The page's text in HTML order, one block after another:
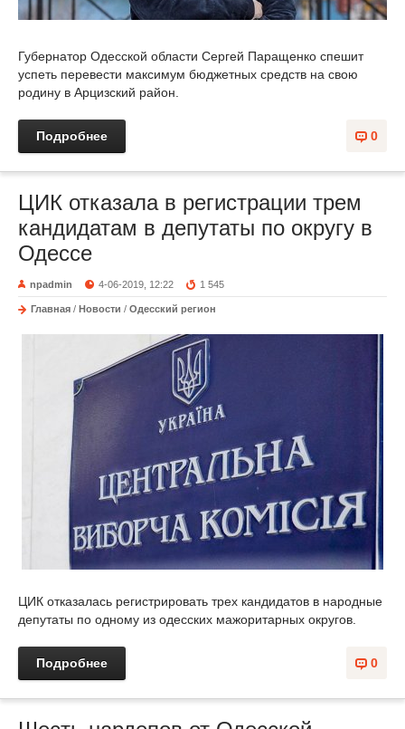
Губернатор Одесской области Сергей Паращенко спешит
успеть перевести максимум бюджетных средств на свою
родину в Арцизский район.
0
Подробнее
ЦИК отказала в регистрации трем
кандидатам в депутаты по округу в
Одессе
npadmin 4-06-2019, 12:22 1 545
Главная / Новости / Одесский регион
ЦИК отказалась регистрировать трех кандидатов в народные
депутаты по одному из одесских мажоритарных округов.
0
Подробнее